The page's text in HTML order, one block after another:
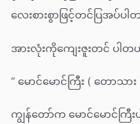
လေးစားစွာဖြင့်တင်ပြအပ်ပါ
အားလုံးကိုကျေးဇူးတင် ပါ
“ မောင်မောင်ကြီး ( တောသား
ကျွန်တော်က မောင်မောင်ကြီးပ